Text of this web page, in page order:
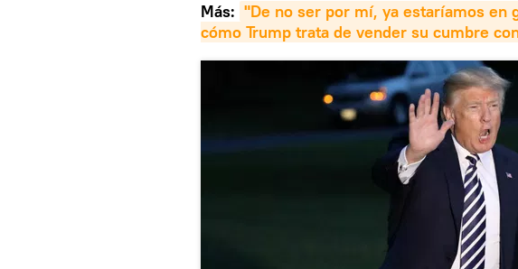
Más: "De no ser por mí, ya estaríamos en
cómo Trump trata de vender su cumbre